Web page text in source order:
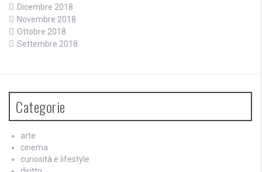
Dicembre 2018
Novembre 2018
Ottobre 2018
Settembre 2018
Categorie
arte
cinema
curiosità e lifestyle